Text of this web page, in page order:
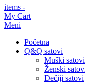
items -
My Cart
Meni
Početna
Q&Q satovi
Muški satovi
Ženski
Dečiji satovi